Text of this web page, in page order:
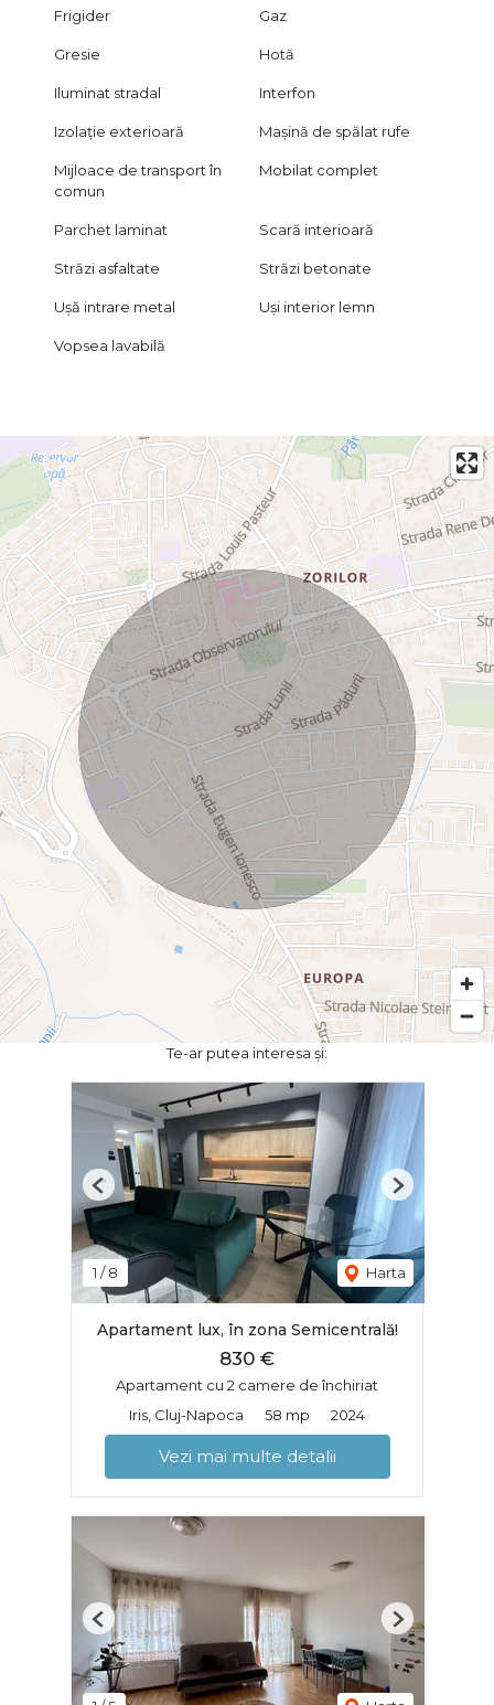
Frigider Gaz
Gresie Hotă
Iluminat stradal Interfon
Izolație exterioară Mașină de spălat rufe
Mijloace de transport în
comun
Mobilat complet
Parchet laminat Scară interioară
Străzi asfaltate Străzi betonate
Ușă intrare metal Uși interior lemn
Vopsea lavabilă
Te-ar putea interesa și:
1 /8 Harta
Previous Next
Apartament lux, în zona Semicentrală!
830 €
Apartament cu 2 camere de închiriat
Iris, Cluj-Napoca
58 mp 2024
Vezi mai multe detalii
Previous Next